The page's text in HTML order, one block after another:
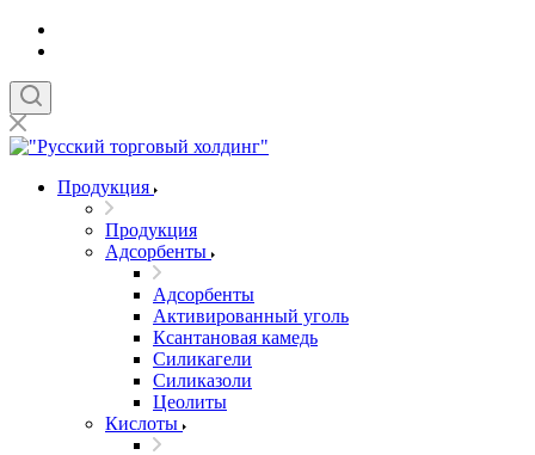
Продукция
Продукция
Адсорбенты
Адсорбенты
Активированный уголь
Ксантановая камедь
Силикагели
Силиказоли
Цеолиты
Кислоты